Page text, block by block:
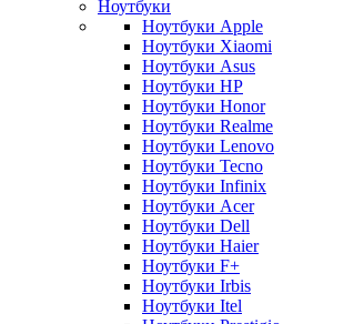
Ноутбуки
Ноутбуки Apple
Ноутбуки Xiaomi
Ноутбуки Asus
Ноутбуки HP
Ноутбуки Honor
Ноутбуки Realme
Ноутбуки Lenovo
Ноутбуки Tecno
Ноутбуки Infinix
Ноутбуки Acer
Ноутбуки Dell
Ноутбуки Haier
Ноутбуки F+
Ноутбуки Irbis
Ноутбуки Itel